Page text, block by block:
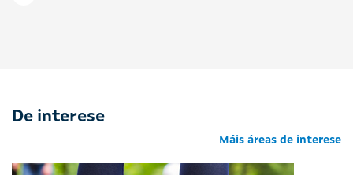
De interese
Máis áreas de interese